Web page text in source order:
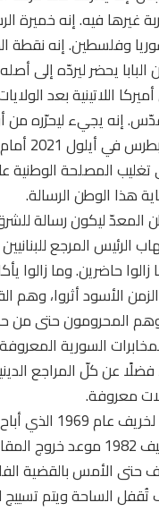
غيرها فيه. إنه
وفلسطين. إنه نقطة
البابا يحضر ليردّه إلى
اللاتينية بعد
إنه يجيء ليحرّره من
في
إلى تغليب المصلحة
هذا الوطن الرسالة.
المعدّ ليكون رسالة
زالوا حاضرين. وما
الأسود أثروا،
المحرومون حتى من
السورية
فضلًا عن كلّ المراجع
معروفة.
من ذلك
قبله وما بعده حتى
حتى الأمس بالقضية
الساحة ويتم تسييج